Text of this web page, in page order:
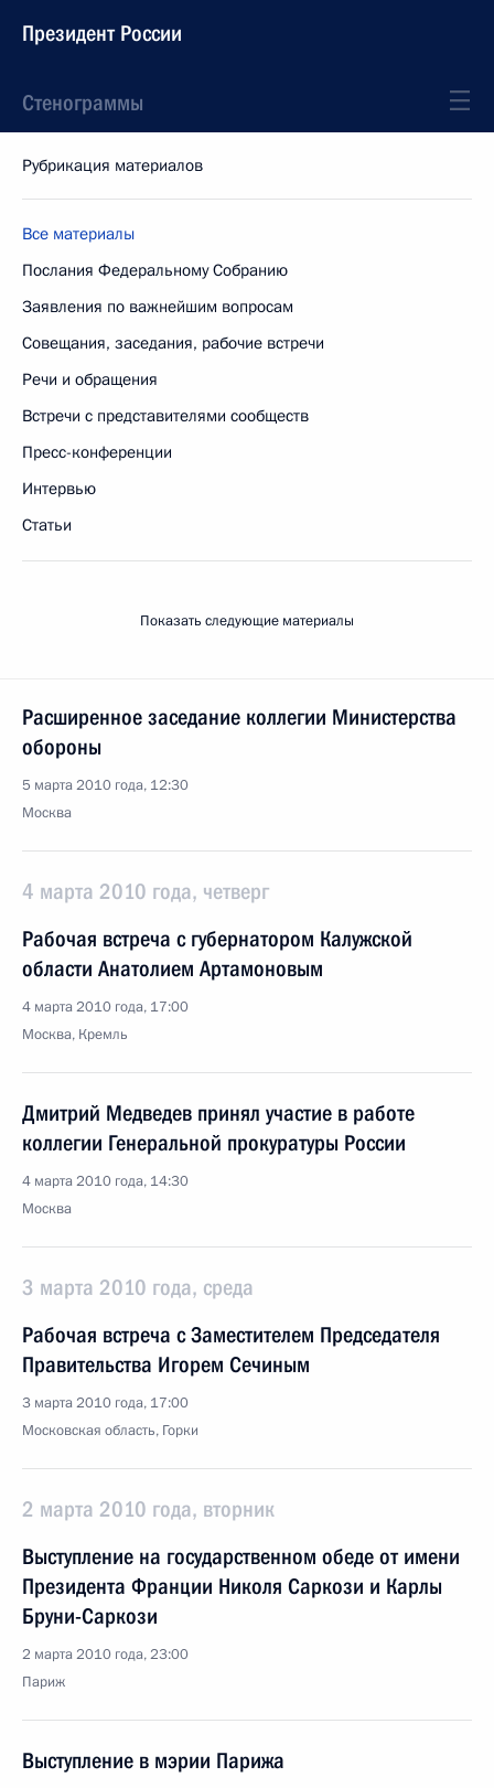
Президент России
Стенограммы
Рубрикация материалов
Все материалы
Послания Федеральному Собранию
Заявления по важнейшим вопросам
Совещания, заседания, рабочие встречи
Речи и обращения
Встречи с представителями сообществ
Пресс-конференции
Интервью
Статьи
Показать следующие материалы
Расширенное заседание коллегии Министерства
обороны
5 марта 2010 года, 12:30
Москва
4 марта 2010 года, четверг
Рабочая встреча с губернатором Калужской
области Анатолием Артамоновым
4 марта 2010 года, 17:00
Москва, Кремль
Дмитрий Медведев принял участие в работе
коллегии Генеральной прокуратуры России
4 марта 2010 года, 14:30
Москва
3 марта 2010 года, среда
Рабочая встреча с Заместителем Председателя
Правительства Игорем Сечиным
3 марта 2010 года, 17:00
Московская область, Горки
2 марта 2010 года, вторник
Выступление на государственном обеде от имени
Президента Франции Николя Саркози и Карлы
Бруни-Саркози
2 марта 2010 года, 23:00
Париж
Выступление в мэрии Парижа